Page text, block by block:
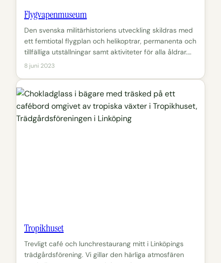
Flygvapenmuseum
Den svenska militärhistoriens utveckling skildras med
ett femtiotal flygplan och helikoptrar, permanenta och
tillfälliga utställningar samt aktiviteter för alla åldrar.…
8 juni 2023
Tropikhuset
Trevligt café och lunchrestaurang mitt i Linköpings
trädgårdsförening. Vi gillar den härliga atmosfären